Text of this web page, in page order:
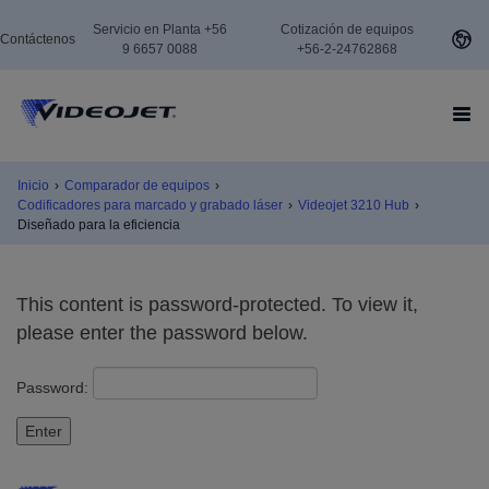
Contáctenos
Servicio en Planta +56
9 6657 0088
Cotización de equipos
+56-2-24762868
Inicio › Comparador de equipos ›
Codificadores para marcado y grabado láser › Videojet 3210 Hub ›
Diseñado para la eficiencia
This content is password-protected. To view it,
please enter the password below.
Password: